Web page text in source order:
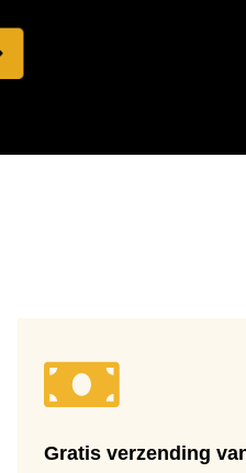
Gratis verzending